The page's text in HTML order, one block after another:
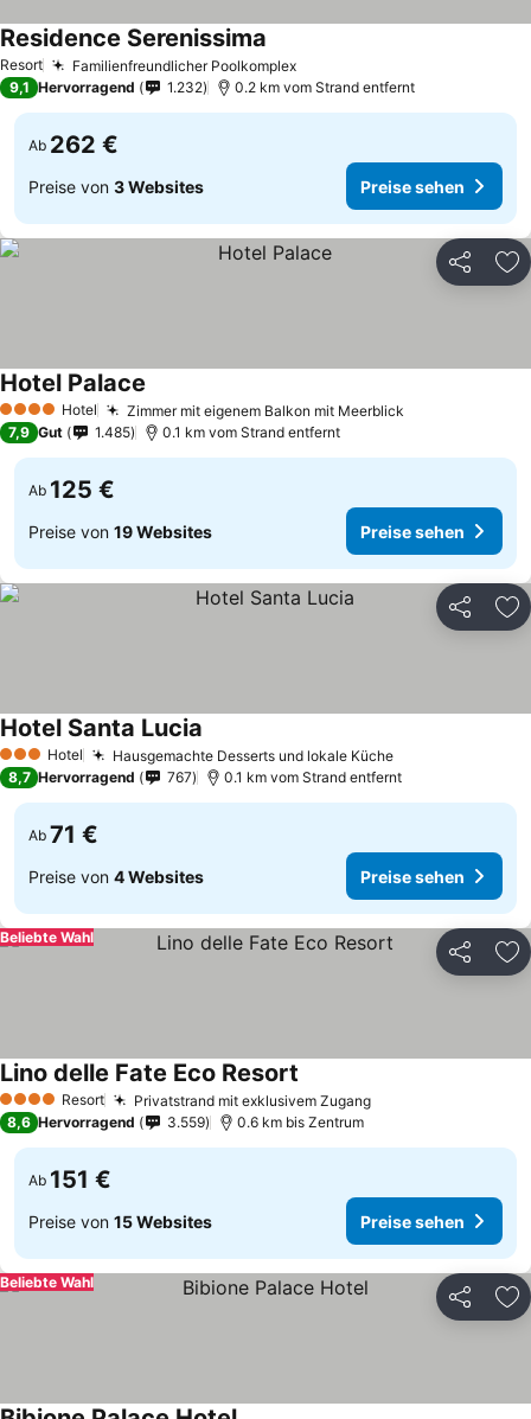
Resort Familienfreundlicher Poolkomplex
Residence Serenissima
9,1 Hervorragend 1.232 0.2 km vom Strand entfernt
Ab 262 €
Preise von 3 Websites Preise sehen
Teilen
4 Sterne Hotel Zimmer mit eigenem Balkon mit Meerblick
Hotel Palace
7,9 Gut 1.485 0.1 km vom Strand entfernt
Ab 125 €
Preise von 19 Websites Preise sehen
Teilen
3 SterneHotel Hausgemachte Desserts und lokale Küche
Hotel Santa Lucia
8,7 Hervorragend 767 0.1 km vom Strand entfernt
Ab 71 €
Preise von 4 Websites Preise sehen
Teilen
Beliebte Wahl
4 Sterne Resort Privatstrand mit exklusivem Zugang
Lino delle Fate Eco Resort
8,6 Hervorragend 3.559 0.6 km bis Zentrum
Ab 151 €
Preise von 15 Websites Preise sehen
Teilen
Beliebte Wahl